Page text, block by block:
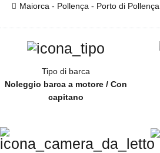
Maiorca - Pollença - Porto di Pollença
Tipo di barca
Noleggio barca a motore / Con
capitano